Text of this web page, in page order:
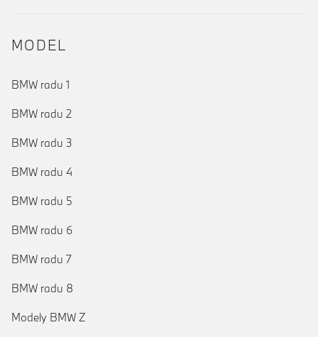
MODEL
BMW radu 1
BMW radu 2
BMW radu 3
BMW radu 4
BMW radu 5
BMW radu 6
BMW radu 7
BMW radu 8
Modely BMW Z